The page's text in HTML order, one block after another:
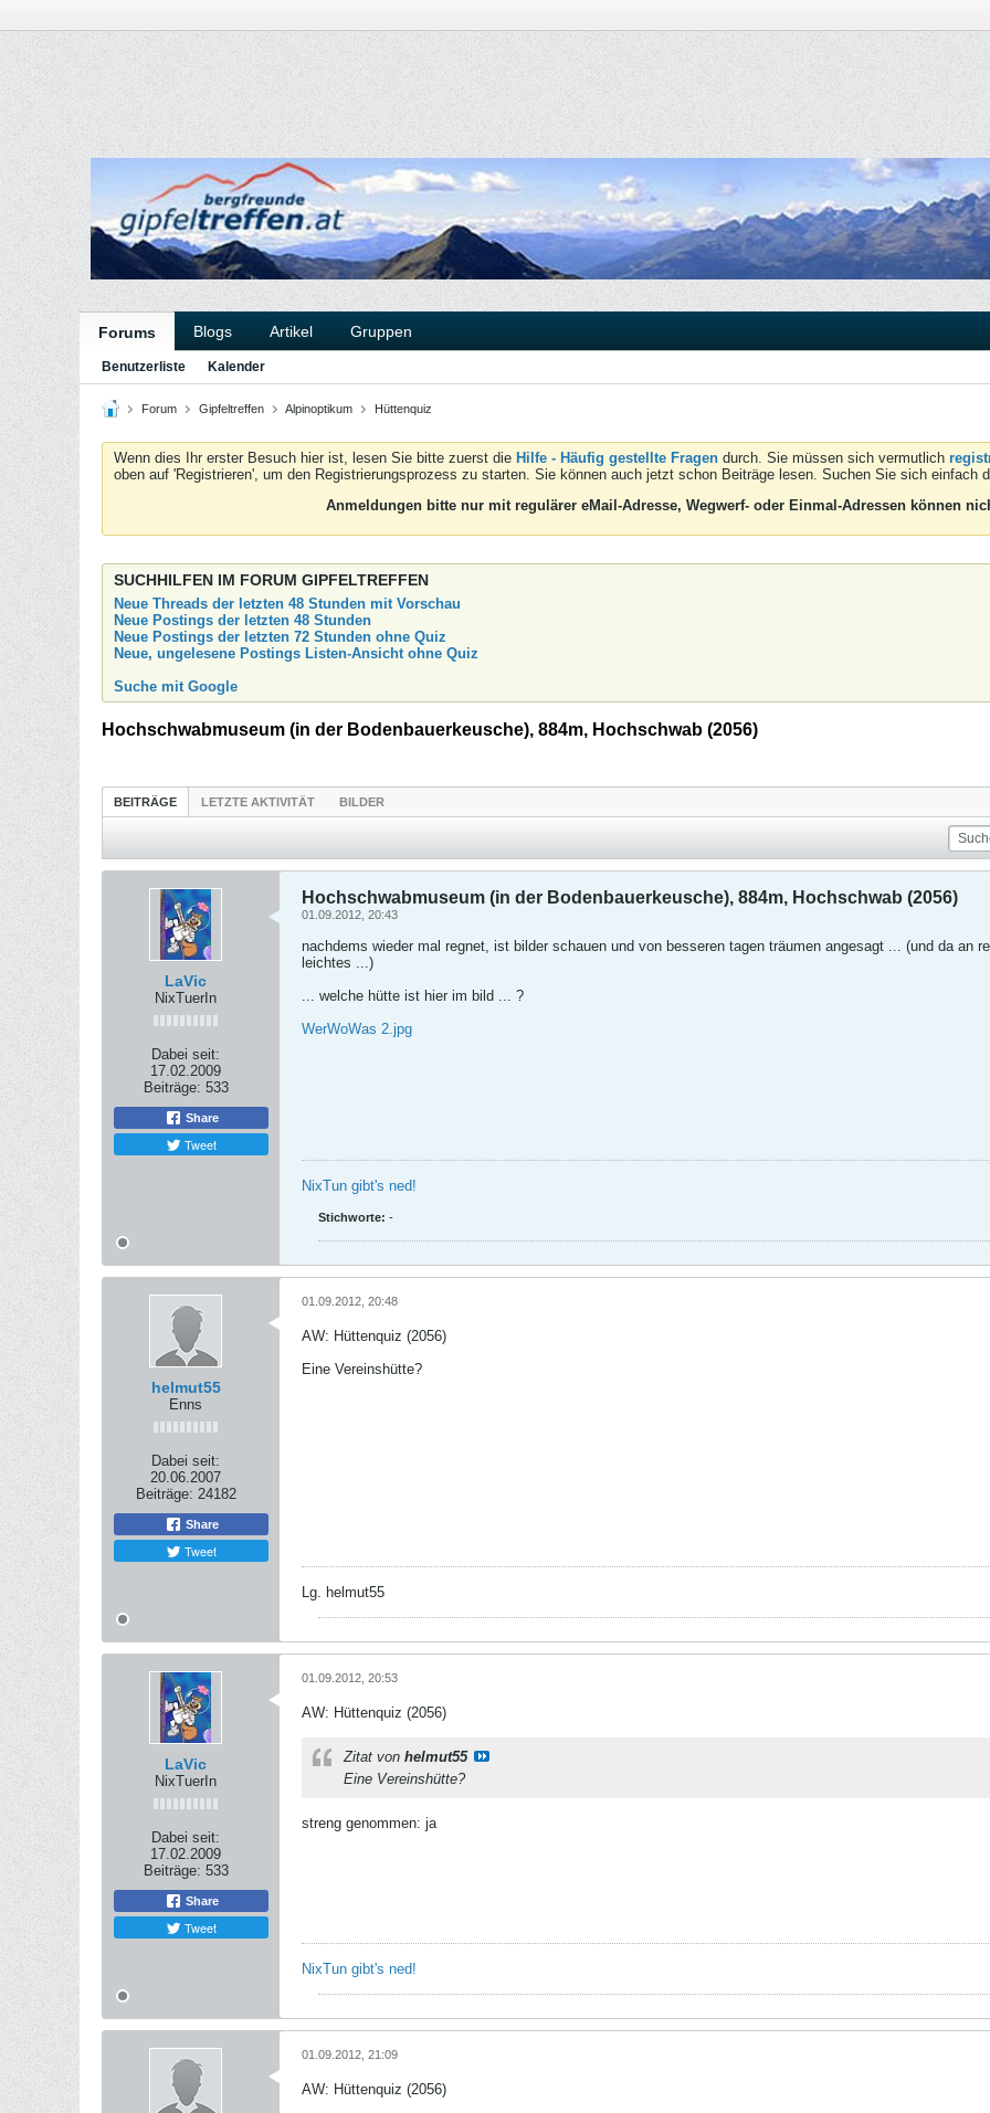
Forums Blogs Artikel Gruppen
Benutzerliste Kalender
Forum Gipfeltreffen Alpinoptikum Hüttenquiz
Wenn dies Ihr erster Besuch hier ist, lesen Sie bitte zuerst die Hilfe - Häufig gestellte Fragen durch. Sie müssen sich vermutlich
oben auf 'Registrieren', um den Registrierungsprozess zu starten. Sie können auch jetzt schon Beiträge lesen. Suchen Sie sich einfach
Anmeldungen bitte nur mit regulärer eMail-Adresse, Wegwerf- oder Einmal-Adressen können
SUCHHILFEN IM FORUM GIPFELTREFFEN
Neue Threads der letzten 48 Stunden mit Vorschau
Neue Postings der letzten 48 Stunden
Neue Postings der letzten 72 Stunden ohne Quiz
Neue, ungelesene Postings Listen-Ansicht ohne Quiz
Suche mit Google
Hochschwabmuseum (in der Bodenbauerkeusche), 884m, Hochschwab (2056)
BEITRÄGE LETZTE AKTIVITÄT BILDER
LaVic
NixTuerIn
Dabei seit:
17.02.2009
Beiträge: 533
Share
Tweet
Hochschwabmuseum (in der Bodenbauerkeusche), 884m, Hochschwab (2056)
01.09.2012, 20:43
nachdems wieder mal regnet, ist bilder schauen und von besseren tagen träumen angesagt ... (und da an
leichtes ...)
... welche hütte ist hier im bild ... ?
WerWoWas 2.jpg
NixTun gibt's ned!
Stichworte: -
helmut55
Enns
Dabei seit:
20.06.2007
Beiträge: 24182
Share
Tweet
01.09.2012, 20:48
AW: Hüttenquiz (2056)
Eine Vereinshütte?
Lg. helmut55
LaVic
NixTuerIn
Dabei seit:
17.02.2009
Beiträge: 533
Share
Tweet
01.09.2012, 20:53
AW: Hüttenquiz (2056)
Zitat von helmut55
Eine Vereinshütte?
streng genommen: ja
NixTun gibt's ned!
01.09.2012, 21:09
AW: Hüttenquiz (2056)